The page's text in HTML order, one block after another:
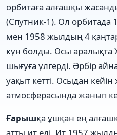
орбитаға алғашқы
(Спутник-1). Ол
мен 1958 жылдың 4
күн болды. Осы аралықта
шығуға үлгерді. Әрбір
уақыт кетті. Осыдан кейін
атмосферасында жанып
Ғарышқа ұшқан ең
атты ит еді. Ит 1957